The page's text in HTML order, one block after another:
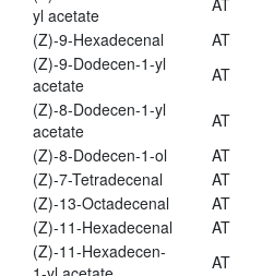
yl acetate
AT
(Z)-9-Hexadecenal
AT
(Z)-9-Dodecen-1-yl
acetate
AT
(Z)-8-Dodecen-1-yl
acetate
AT
(Z)-8-Dodecen-1-ol
AT
(Z)-7-Tetradecenal
AT
(Z)-13-Octadecenal
AT
(Z)-11-Hexadecenal
AT
(Z)-11-Hexadecen-
AT